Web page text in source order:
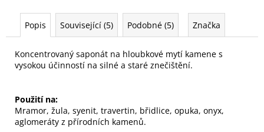
Popis Související (5) Podobné (5) Značka
Koncentrovaný saponát na hloubkové mytí kamene s
vysokou účinností na silné a staré znečištění.
Použití na:
Mramor, žula, syenit, travertin, břidlice, opuka, onyx,
aglomeráty z přírodních kamenů.